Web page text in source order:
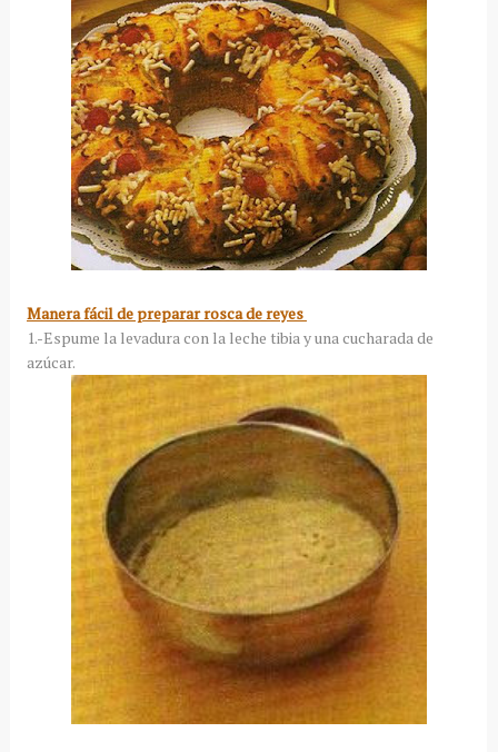
Manera fácil de preparar rosca de reyes
1.-Espume la levadura con la leche tibia y una cucharada de
azúcar.